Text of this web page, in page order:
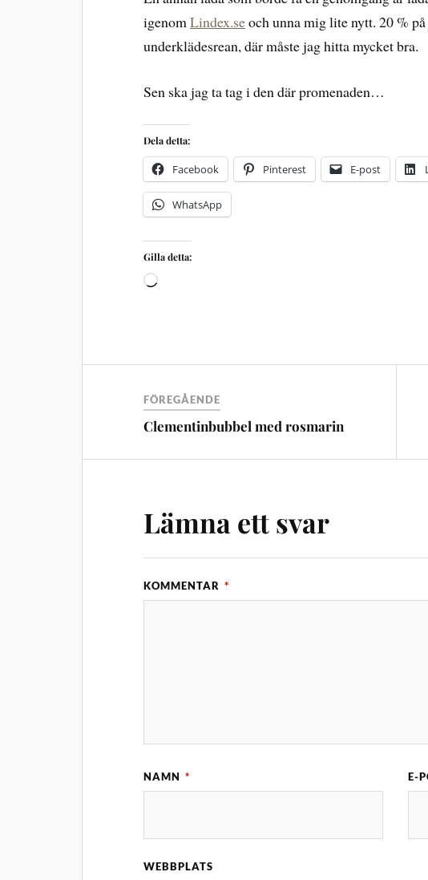
igenomLindex.seoch unna mig lite nytt. 20 %
underklädesrean, där måste jag hitta mycket bra.
Sen ska jag ta tag i den där promenaden…
Dela detta:
Facebook Pinterest E-post
WhatsApp
Gilla detta:
FÖREGÅENDE
Clementinbubbel med rosmarin
Lämna ett svar
KOMMENTAR *
NAMN * E-
WEBBPLATS